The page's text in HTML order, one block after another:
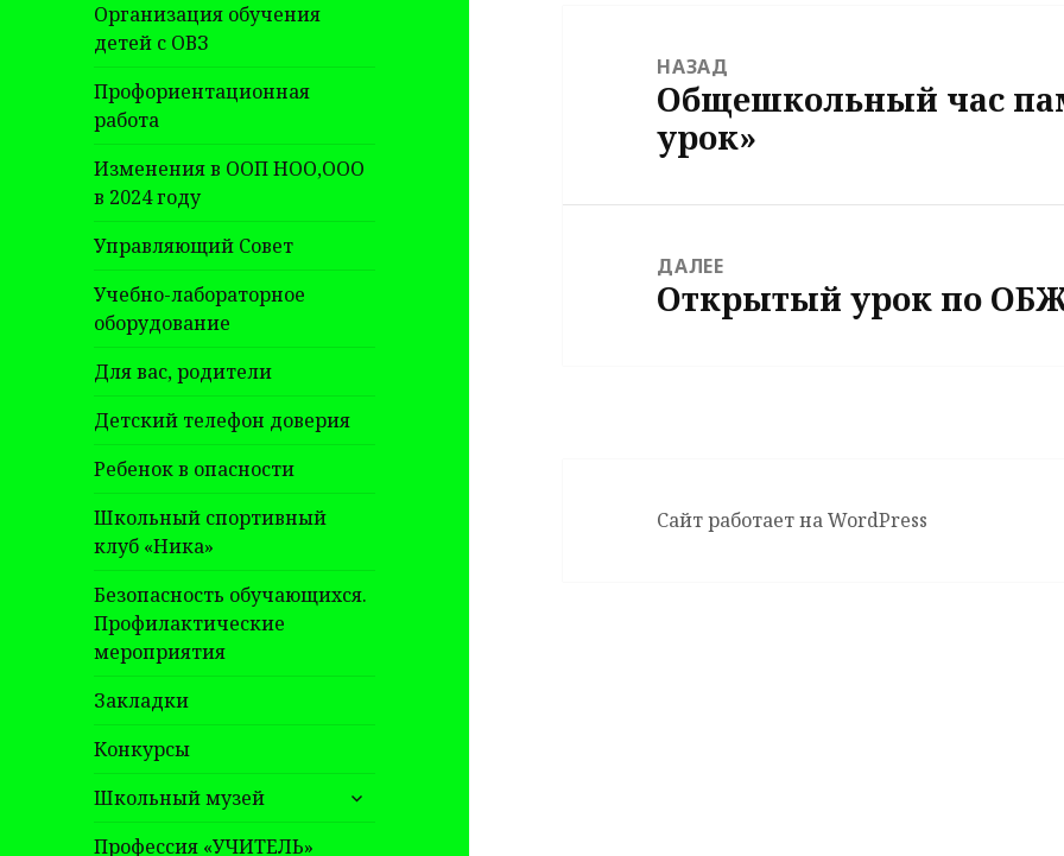
Организация обучения
детей с ОВЗ
Профориентационная
работа
Изменения в ООП НОО,ООО
в 2024 году
Управляющий Совет
Учебно-лабораторное
оборудование
Для вас, родители
Детский телефон доверия
Ребенок в опасности
Школьный спортивный
клуб «Ника»
Безопасность обучающихся.
Профилактические
мероприятия
Закладки
Конкурсы
Школьный музей
раскрыть
дочернее
Профессия «УЧИТЕЛЬ»
записям
НАЗАД
Предыдущая
запись:
Общешкольный час
урок»
ДАЛЕЕ
Следующая
Открытый урок по
Сайт работает на WordPress